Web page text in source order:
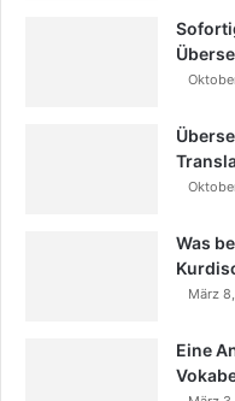
Was
März
Eine